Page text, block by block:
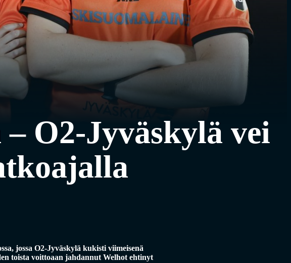
O2-Jyväskylä vei
jossa O2-Jyväskylä kukisti viimeisenä
toista voittoaan jahdannut Welhot ehtinyt